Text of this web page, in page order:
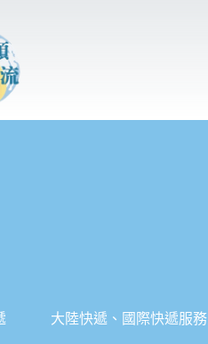
大陸快遞、國際快遞服務